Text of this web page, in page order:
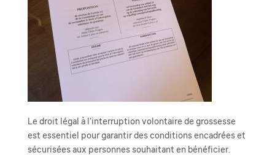
Le droit légal à l’interruption volontaire de grossesse
est essentiel pour garantir des conditions encadrées et
sécurisées aux personnes souhaitant en bénéficier.